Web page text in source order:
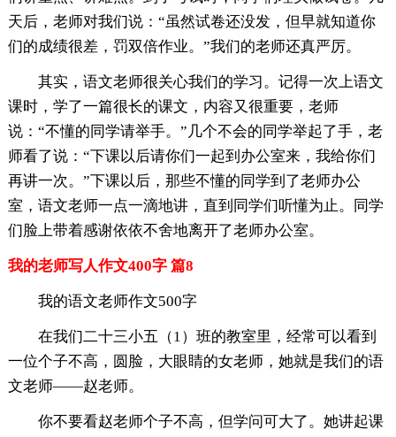
天后，老师对我们说：“虽然试卷还没发，但早就知道你
们的成绩很差，罚双倍作业。”我们的老师还真严厉。
其实，语文老师很关心我们的学习。记得一次上语文
课时，学了一篇很长的课文，内容又很重要，老师
说：“不懂的同学请举手。”几个不会的同学举起了手，老
师看了说：“下课以后请你们一起到办公室来，我给你们
再讲一次。”下课以后，那些不懂的同学到了老师办公
室，语文老师一点一滴地讲，直到同学们听懂为止。同学
们脸上带着感谢依依不舍地离开了老师办公室。
我的老师写人作文400字 篇8
我的语文老师作文500字
在我们二十三小五（1）班的教室里，经常可以看到
一位个子不高，圆脸，大眼睛的女老师，她就是我们的语
文老师——赵老师。
你不要看赵老师个子不高，但学问可大了。她讲起课